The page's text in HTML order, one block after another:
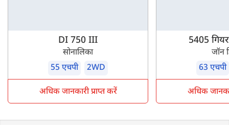
DI 750 III
सोनालिका
55 एचपी
2WD
अधिक जानकारी प्राप्त करें
5405 गियर
जॉन
63 एचपी
अधिक